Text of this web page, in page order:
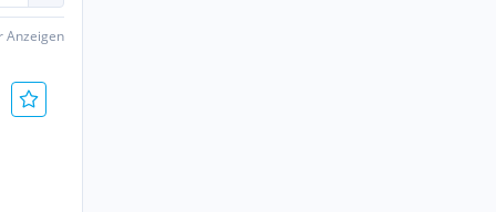
Anzeigen